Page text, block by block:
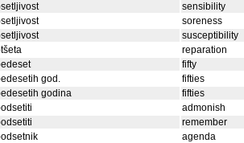
sensibility
soreness
susceptibility
reparation
fifty
god.
fifties
godina
fifties
admonish
remember
agenda